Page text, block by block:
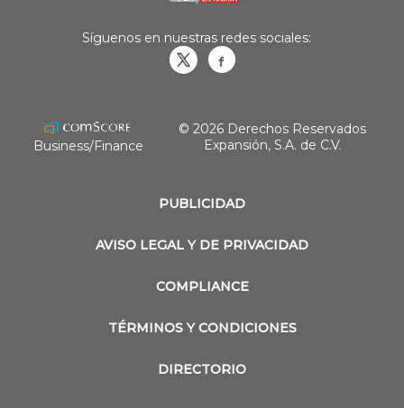
PUBLICIDAD
AVISO LEGAL Y DE PRIVACIDAD
COMPLIANCE
TÉRMINOS Y CONDICIONES
DIRECTORIO
Síguenos en nuestras redes sociales:
Business/Finance
© 2026 Derechos Reservados
Expansión, S.A. de C.V.